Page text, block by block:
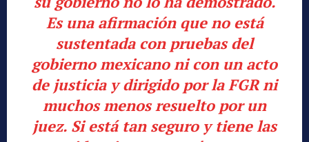
Es una afirmación que no está
sustentada con pruebas del
gobierno mexicano ni con un acto
de justicia y dirigido por la FGR ni
muchos menos resuelto por un
juez. Si está tan seguro y tiene las